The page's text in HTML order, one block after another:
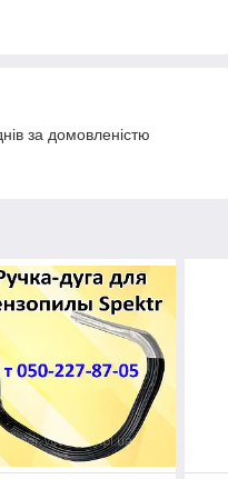
за домовленістю